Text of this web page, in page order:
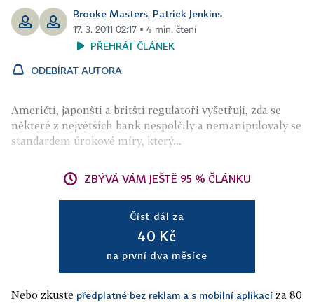
Brooke Masters, Patrick Jenkins
17. 3. 2011 02:17 ▪ 4 min. čtení
PŘEHRÁT ČLÁNEK
ODEBÍRAT AUTORA
Američtí, japonští a britští regulátoři vyšetřují, zda se
některé z největších bank nespolčily a nemanipulovaly se
standardem úrokové míry, který...
ZBÝVÁ VÁM JEŠTĚ 95 % ČLÁNKU
Číst dál za
40 Kč
na první dva měsíce
Nebo zkuste předplatné bez reklam a s mobilní aplikací za 80